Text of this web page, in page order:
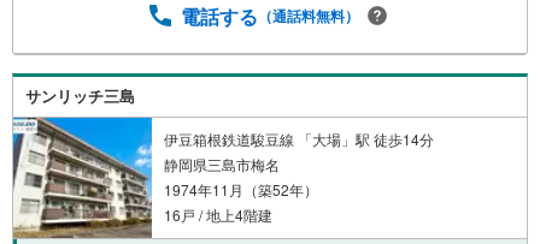
電話する （通話料無料）
サンリッチ三島
伊豆箱根鉄道駿豆線 「大場」駅 徒歩14分
静岡県三島市梅名
1974年11月（築52年）
16戸 / 地上4階建